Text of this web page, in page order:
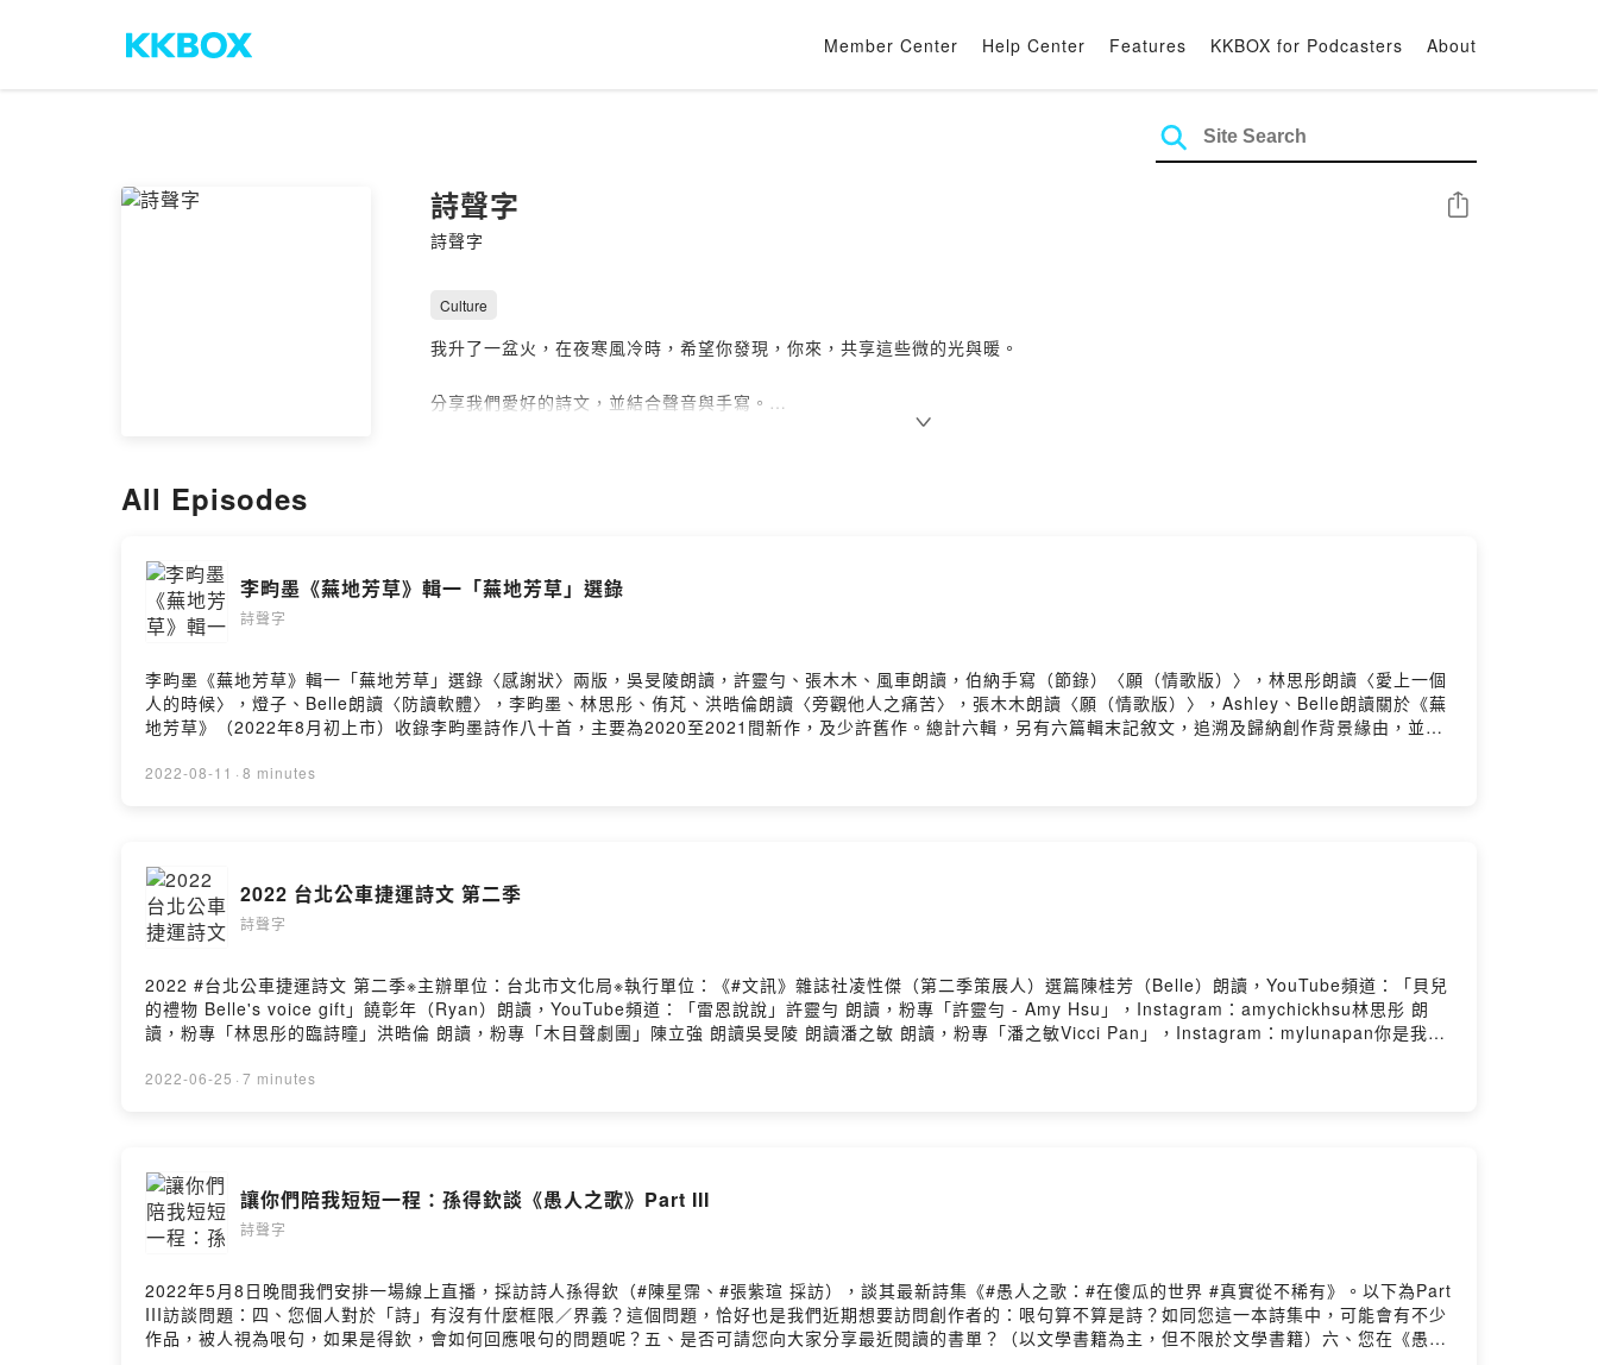
Member Center Help Center Features KKBOX for Podcasters About
詩聲字
詩聲字
Share
Culture
我升了一盆火，在夜寒風冷時，希望你發現，你來，共享這些微的光與暖。
分享我們愛好的詩文，並結合聲音與手寫。
All Episodes
李畇墨《蕪地芳草》輯一「蕪地芳草」選錄
詩聲字
李畇墨《蕪地芳草》輯一「蕪地芳草」選錄〈感謝狀〉兩版，吳旻陵朗讀，許靈勻、張木木、風車朗讀，伯納手寫（節錄）〈願（情歌版）〉，林思彤朗讀〈愛上一個
人的時候〉，燈子、Belle朗讀〈防讀軟體〉，李畇墨、林思彤、侑芃、洪晧倫朗讀〈旁觀他人之痛苦〉，張木木朗讀〈願（情歌版）〉，Ashley、Belle朗讀關於《蕪
地芳草》（2022年8月初上市）收錄李畇墨詩作八十首，主要為2020至2021間新作，及少許舊作。總計六輯，另有六篇輯末記敘文，追溯及歸納創作背景緣由，並以
代詩的大眾，亦有不少詩作，能讓文學愛好者、創作者賞玩。「我與許多人一樣，以為創作是一場競技賽，領先者才能夠獲得榮耀（得獎、出書），但我終於發現創作
目： https://open.firstory.me/user/ckqjd0allgg9g0930nx3n949d留言告訴我你對這一集的想法：
https://open.firstory.me/user/ckqjd0allgg9g0930nx3n949d/commentsPowered by Firstory Hosting
2022-08-11 · 8 minutes
2022 台北公車捷運詩文 第二季
詩聲字
2022 #台北公車捷運詩文 第二季※主辦單位：台北市文化局※執行單位：《#文訊》雜誌社凌性傑（第二季策展人）選篇陳桂芳（Belle）朗讀，YouTube頻道：「貝兒
的禮物 Belle's voice gift」饒彰年（Ryan）朗讀，YouTube頻道：「雷恩說說」​許靈勻 朗讀，粉專「許靈勻 - Amy Hsu」，Instagram：amychickhsu林思彤 朗
讀，粉專「林思彤的臨詩瞳」洪晧倫 朗讀，粉專「木目聲劇團」陳立強 朗讀吳旻陵 朗讀潘之敏 朗讀，粉專「潘之敏Vicci Pan」，Instagram：mylunapan你是我的
在我前面，彷若指引生命道路。在翠山步道入口，紅楠、杜英、青剛櫟、台灣欒樹和楊梅這些喬木植物，枝椏繁茂，春夏秋冬始終屹立，彷彿長生不老。你撿起一根樹
你是高山我是盤繞你的白雲雲化為水流向了大海又蒸騰為霧為露露溼了你所化身的花草和樹木入厝（節錄） ◎吳岱穎這是家。在那些罩滿濃霧的日子終於有一座港灣
可以練習停靠把人生動盪的海洋暫時泊放門外在每一個因操煩而徬徨的夜晚有燈光指引一條航路回到這裡，打開生活我會在入睡前準備好一切對自己說上一萬遍：「這
就是家了。」面對（節錄） ◎陳雋弘面對落地玻璃窗我們隨餐具飄在海上靠近岸邊的桌布顏色較淺靠近你胸口的海水蔚藍一片一艘小船慢慢駛進了你的耳朵飛出來又
變成海鷗當海平線穿過你的額頭你在想些什麼？06 盜賊的本領 ◎波戈拉我常幻想你摸黑走進走進心的房間拿走這些拿走那些（聲音指紋習慣諸如此類）最後，連自
部做完近況佳，遠景皆收眼底友人行動觸手可及大頭貼美肌感情限本人閲覽再愛的人也是別人（節錄） ◎彭樹君有些時候，我會看見身旁有些朋友困在情感的牢籠
裡，為了某種僵局而進退不得，雖然不喜歡那樣能量低迷的自己，卻害怕改變。或許是因為覺得有另一個人的存在，自己的生命才完整，所以恐懼失去，無論如何都要
緊緊抓住守住，因此不快樂，不自由，也不敢表達真正的自己。但是，真正令人痛苦的並不是因為失去別人，而是因為失去自己。當一段感情結束，重要的也並不是再
2022-06-25 · 7 minutes
讓你們陪我短短一程：孫得欽談《愚人之歌》Part III
詩聲字
2022年5月8日晚間我們安排一場線上直播，採訪詩人孫得欽（#陳星霈、#張紫瑄 採訪），談其最新詩集《#愚人之歌：#在傻瓜的世界 #真實從不稀有》。以下為Part
III訪談問題：四、您個人對於「詩」有沒有什麼框限／界義？這個問題，恰好也是我們近期想要訪問創作者的：哏句算不算是詩？如同您這一本詩集中，可能會有不少
作品，被人視為哏句，如果是得欽，會如何回應哏句的問題呢？五、是否可請您向大家分享最近閱讀的書單？（以文學書籍為主，但不限於文學書籍）六、您在《愚人